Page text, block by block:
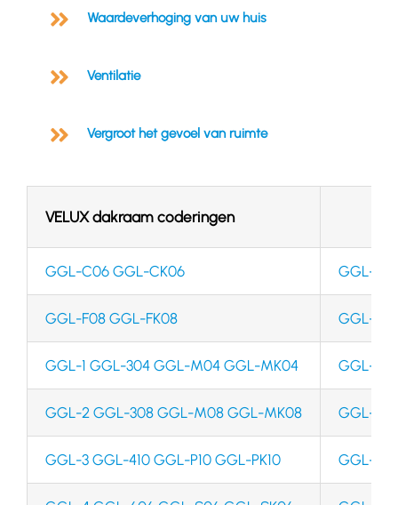
Waardeverhoging van uw huis
Ventilatie
Vergroot het gevoel van ruimte
VELUX dakraam coderingen
GGL-C06 GGL-CK06 GGL-13
GGL-F08 GGL-FK08 GGL-14
GGL-1 GGL-304 GGL-M04 GGL-MK04 GGL-31
GGL-2 GGL-308 GGL-M08 GGL-MK08 GGL-74
GGL-3 GGL-410 GGL-P10 GGL-PK10 GGL-